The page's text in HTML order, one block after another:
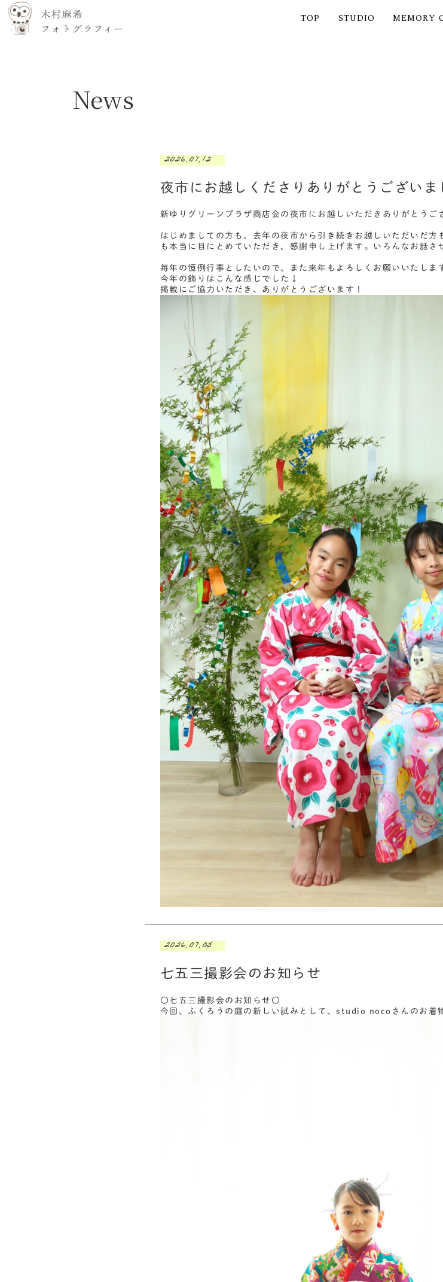
TOP STUDIO MEMORY
News
2026.07.12
夜市にお越しくださりありがとうございま
新ゆりグリーンプラザ商店会の夜市にお越しいただきありがとうご
はじめましての方も、去年の夜市から引き続きお越しいただいだ
も本当に目にとめていただき、感謝申し上げます。いろんなお話
毎年の恒例行事としたいので、また来年もよろしくお願いいたしま
今年の飾りはこんな感じでした↓
掲載にご協力いただき、ありがとうございます！
2026.07.05
七五三撮影会のお知らせ
〇七五三撮影会のお知らせ〇
今回、ふくろうの庭の新しい試みとして、studio nocoさんのお着